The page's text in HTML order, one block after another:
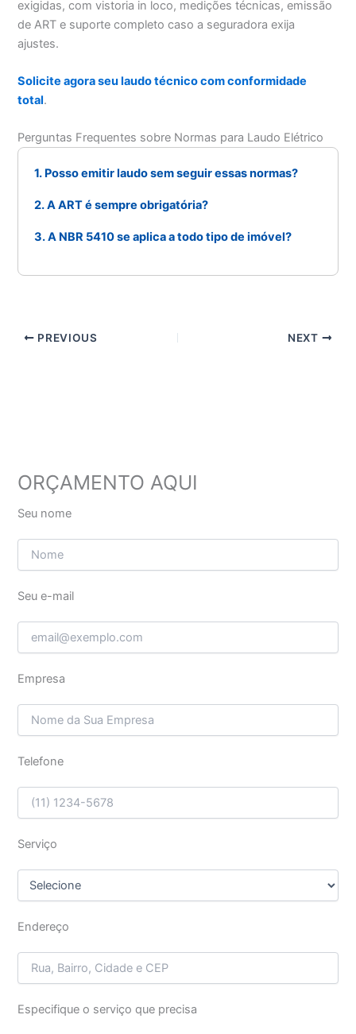
exigidas, com vistoria in loco, medições técnicas, emissão
de ART e suporte completo caso a seguradora exija
ajustes.
Solicite agora seu laudo técnico com conformidade
total.
Perguntas Frequentes sobre Normas para Laudo Elétrico
1. Posso emitir laudo sem seguir essas normas?
2. A ART é sempre obrigatória?
3. A NBR 5410 se aplica a todo tipo de imóvel?
PREVIOUS NEXT
ORÇAMENTO AQUI
Seu nome
Seu e-mail
Empresa
Telefone
Serviço
Endereço
Especifique o serviço que precisa